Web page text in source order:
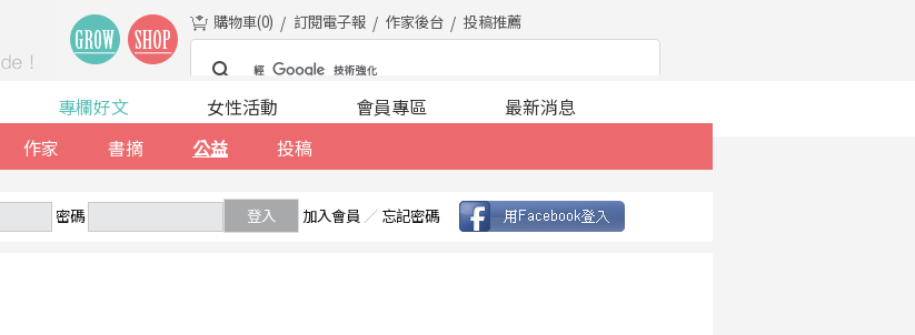
購物車(0) 訂閱電子報 作家後台 投稿推薦
專欄好文
作家
書摘 公益 投稿
女性活動 會員專區 最新消息
密碼 登入 加入會員 ／ 忘記密碼